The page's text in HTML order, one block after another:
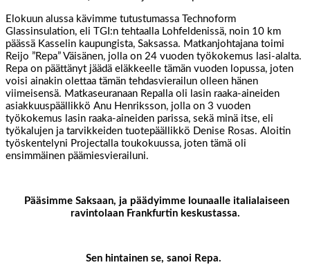
Elokuun alussa kävimme tutustumassa Technoform
Glassinsulation, eli TGI:n tehtaalla Lohfeldenissä, noin 10 km
päässä Kasselin kaupungista, Saksassa. Matkanjohtajana toimi
Reijo ”Repa” Väisänen, jolla on 24 vuoden työkokemus lasi-alalta.
Repa on päättänyt jäädä eläkkeelle tämän vuoden lopussa, joten
voisi ainakin olettaa tämän tehdasvierailun olleen hänen
viimeisensä. Matkaseuranaan Repalla oli lasin raaka-aineiden
asiakkuuspäällikkö Anu Henriksson, jolla on 3 vuoden
työkokemus lasin raaka-aineiden parissa, sekä minä itse, eli
työkalujen ja tarvikkeiden tuotepäällikkö Denise Rosas. Aloitin
työskentelyni Projectalla toukokuussa, joten tämä oli
ensimmäinen päämiesvierailuni.
Pääsimme Saksaan, ja päädyimme lounaalle italialaiseen
ravintolaan Frankfurtin keskustassa.
Sen hintainen se, sanoi Repa.